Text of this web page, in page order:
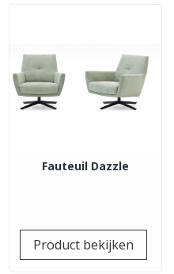
Fauteuil Dazzle
Product bekijken